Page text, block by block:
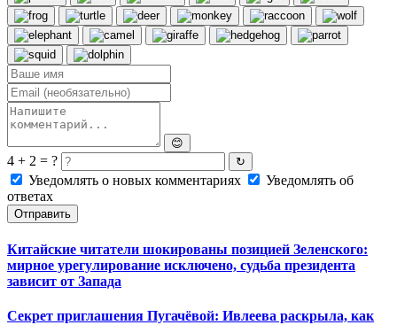
😊
4 + 2 = ? ↻
Уведомлять о новых комментариях
Уведомлять об
ответах
Отправить
Китайские читатели шокированы позицией Зеленского:
мирное урегулирование исключено, судьба президента
зависит от Запада
Секрет приглашения Пугачёвой: Ивлеева раскрыла, как